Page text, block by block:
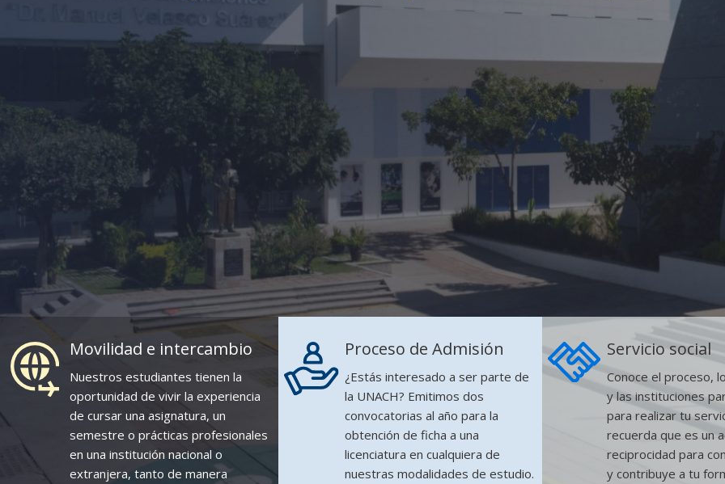
Movilidad e intercambio
Nuestros estudiantes tienen la
oportunidad de vivir la experiencia
de cursar una asignatura, un
semestre o prácticas profesionales
en una institución nacional o
extranjera, tanto de manera
Proceso de Admisión
¿Estás interesado a ser parte de
la UNACH? Emitimos dos
convocatorias al año para la
obtención de ficha a una
licenciatura en cualquiera de
nuestras modalidades de estudio.
Servicio social
Conoce el proceso,
y las instituciones
para realizar tu
recuerda que es un
reciprocidad para
y contribuye a tu